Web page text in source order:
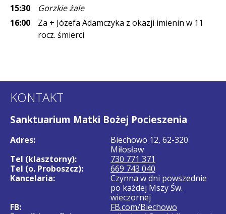
15:30
Gorzkie żale
16:00
Za + Józefa Adamczyka z okazji imienin w 11
rocz. śmierci
KONTAKT
Sanktuarium Matki Bożej Pocieszenia
Adres:
Biechowo 12, 62-320
Miłosław
Tel (klasztorny):
730 771 371
Tel (o. Proboszcz):
669 743 040
Kancelaria:
Czynna w dni powszednie
po każdej Mszy Św.
wieczornej
FB:
FB.com/Biechowo